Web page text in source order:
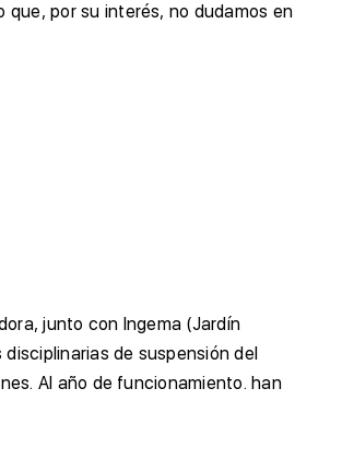
que, por su interés, no dudamos en
junto con Ingema (Jardín
de suspensión del
Al año de funcionamiento. han